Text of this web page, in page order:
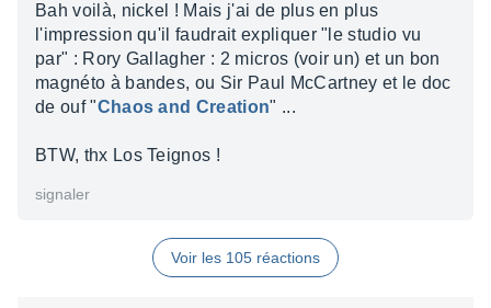
Bah voilà, nickel ! Mais j'ai de plus en plus
l'impression qu'il faudrait expliquer "le studio vu
par" : Rory Gallagher : 2 micros (voir un) et un bon
magnéto à bandes, ou Sir Paul McCartney et le doc
de ouf "Chaos and Creation" ...
BTW, thx Los Teignos !
signaler
Voir les 105 réactions